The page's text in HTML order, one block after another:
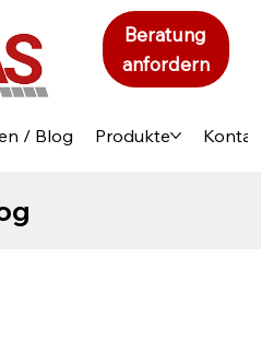
/ Blog Produkte
Beratung
anfordern